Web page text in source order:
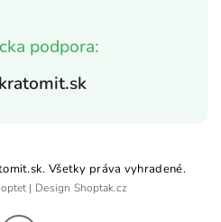
podpora:
. Všetky práva vyhradené.
| Design Shoptak.cz